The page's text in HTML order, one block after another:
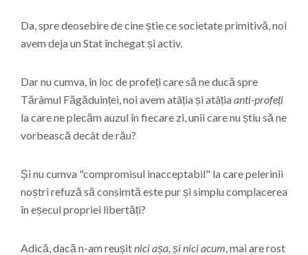
Da, spre deosebire de cine știe ce societate primitivă, noi
avem deja un Stat închegat și activ.
Dar nu cumva, în loc de profeți care să ne ducă spre
Tărâmul Făgăduinței, noi avem atâția și atâția anti-profeți
la care ne plecăm auzul în fiecare zi, unii care nu știu să ne
vorbească decât de rău?
Și nu cumva "compromisul inacceptabil" la care pelerinii
noștri refuză să consimtă este pur și simplu complacerea
în eșecul propriei libertăți?
Adică, dacă n-am reușitnici așa, și nici acum, mai are rost